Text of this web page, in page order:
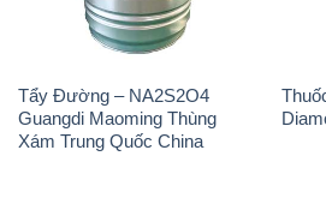
Tẩy Đường – NA2S2O4
Guangdi Maoming Thùng
Xám Trung Quốc China